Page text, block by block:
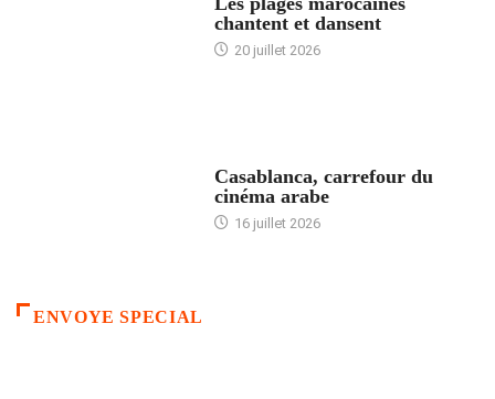
chantent et dansent
20 juillet 2026
Casablanca, carrefour du
cinéma arabe
16 juillet 2026
ENVOYE SPECIAL